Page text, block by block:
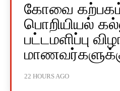
கோவை
பொறியியல்
பட்டமளிப்பு
22 HOURS AGO